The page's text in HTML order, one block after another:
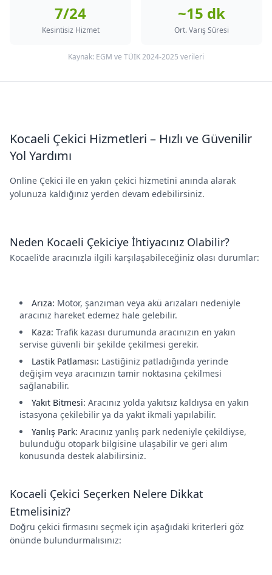
7/24
Kesintisiz Hizmet
~15 dk
Ort. Varış Süresi
Kaynak: EGM ve TÜİK 2024-2025 verileri
Kocaeli Çekici Hizmetleri – Hızlı ve Güvenilir
Yol Yardımı
Online Çekici ile en yakın çekici hizmetini anında alarak
yolunuza kaldığınız yerden devam edebilirsiniz.
Neden Kocaeli Çekiciye İhtiyacınız Olabilir?
Kocaeli’de aracınızla ilgili karşılaşabileceğiniz olası durumlar:
Arıza: Motor, şanzıman veya akü arızaları nedeniyle
aracınız hareket edemez hale gelebilir.
Kaza: Trafik kazası durumunda aracınızın en yakın
servise güvenli bir şekilde çekilmesi gerekir.
Lastik Patlaması: Lastiğiniz patladığında yerinde
değişim veya aracınızın tamir noktasına çekilmesi
sağlanabilir.
Yakıt Bitmesi: Aracınız yolda yakıtsız kaldıysa en yakın
istasyona çekilebilir ya da yakıt ikmali yapılabilir.
Yanlış Park: Aracınız yanlış park nedeniyle çekildiyse,
bulunduğu otopark bilgisine ulaşabilir ve geri alım
konusunda destek alabilirsiniz.
Kocaeli Çekici Seçerken Nelere Dikkat
Etmelisiniz?
Doğru çekici firmasını seçmek için aşağıdaki kriterleri göz
önünde bulundurmalısınız: